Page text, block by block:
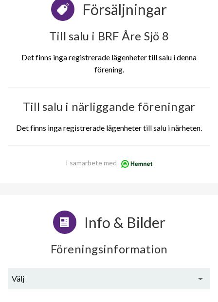
Försäljningar
Till salu i BRF Åre Sjö 8
Det finns inga registrerade lägenheter till salu i denna
förening.
Till salu i närliggande föreningar
Det finns inga registrerade lägenheter till salu i närheten.
I samarbete med
Info & Bilder
Föreningsinformation
Välj